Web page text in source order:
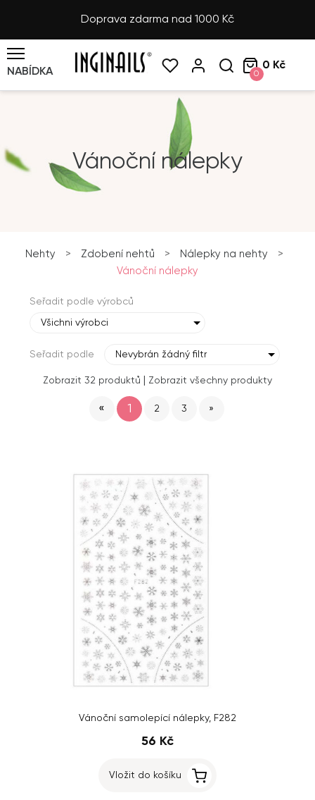
Doprava zdarma nad 1000 Kč
NABÍDKA 0
0 Kč
Vánoční nálepky
Nehty > Zdobení nehtů > Nálepky na nehty
>
Vánoční nálepky
Seřadit podle výrobců
Všichni výrobci
Seřadit podle Nevybrán žádný filtr
Zobrazit 32 produktů Zobrazit všechny produkty
« 1 2 3 »
Vánoční samolepící nálepky, F282
56 Kč
Vložit do košíku